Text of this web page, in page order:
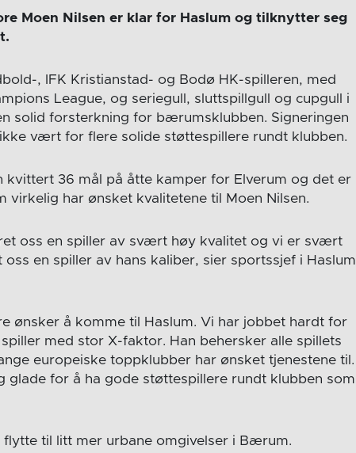
Moen Nilsen er klar for Haslum og tilknytter seg
, IFK Kristianstad- og Bodø HK-spilleren, med
League, og seriegull, sluttspillgull og cupgull i
solid forsterkning for bærumsklubben. Signeringen
vært for flere solide støttespillere rundt klubben.
kvittert 36 mål på åtte kamper for Elverum og det er
virkelig har ønsket kvalitetene til Moen Nilsen.
oss en spiller av svært høy kvalitet og vi er svært
en spiller av hans kaliber, sier sportssjef i Haslum
ønsker å komme til Haslum. Vi har jobbet hardt for
med stor X-faktor. Han behersker alle spillets
europeiske toppklubber har ønsket tjenestene til.
glade for å ha gode støttespillere rundt klubben som
flytte til litt mer urbane omgivelser i Bærum.